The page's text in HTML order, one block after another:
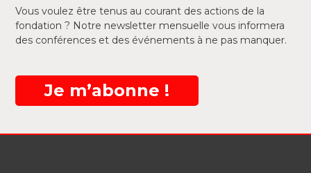
Vous voulez être tenus au courant des actions de la
fondation ? Notre newsletter mensuelle vous informera
des conférences et des événements à ne pas manquer.
Je m’abonne !